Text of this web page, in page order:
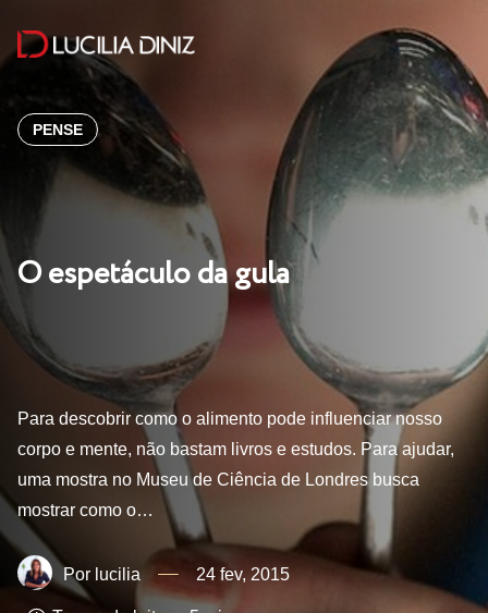
PENSE
O espetáculo da gula
Para descobrir como o alimento pode influenciar nosso
corpo e mente, não bastam livros e estudos. Para ajudar,
uma mostra no Museu de Ciência de Londres busca
mostrar como o…
lucilia 24 fev, 2015